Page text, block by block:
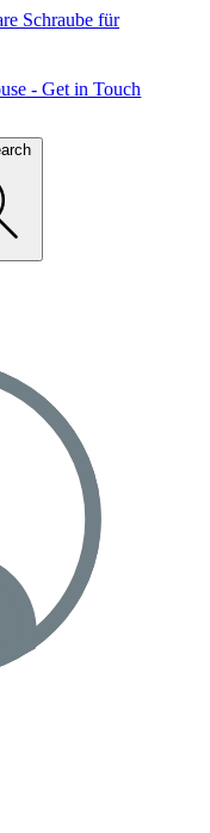
Schraube für
- Get in Touch